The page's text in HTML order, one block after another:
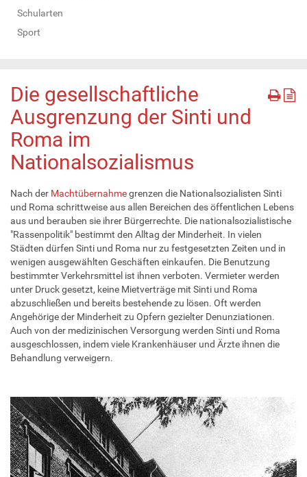
Schularten
Sport
Die gesellschaftliche
Ausgrenzung der Sinti und
Roma im
Nationalsozialismus
Nach der Machtübernahmegrenzen die Nationalsozialisten Sinti
und Roma schrittweise aus allen Bereichen des öffentlichen Lebens
aus und berauben sie ihrer Bürgerrechte. Die nationalsozialistische
"Rassenpolitik" bestimmt den Alltag der Minderheit. In vielen
Städten dürfen Sinti und Roma nur zu festgesetzten Zeiten und in
wenigen ausgewählten Geschäften einkaufen. Die Benutzung
bestimmter Verkehrsmittel ist ihnen verboten. Vermieter werden
unter Druck gesetzt, keine Mietverträge mit Sinti und Roma
abzuschließen und bereits bestehende zu lösen. Oft werden
Angehörige der Minderheit zu Opfern gezielter Denunziationen.
Auch von der medizinischen Versorgung werden Sinti und Roma
ausgeschlossen, indem viele Krankenhäuser und Ärzte ihnen die
Behandlung verweigern.